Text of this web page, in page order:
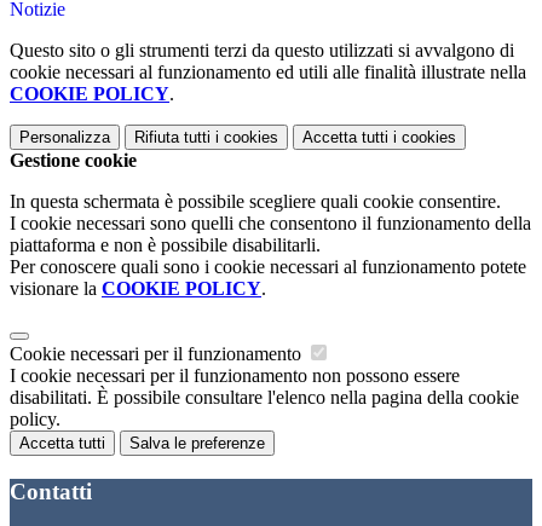
Notizie
Questo sito o gli strumenti terzi da questo utilizzati si avvalgono di
cookie necessari al funzionamento ed utili alle finalità illustrate nella
COOKIE POLICY.
Personalizza Rifiuta tutti i cookies Accetta tutti i cookies
Gestione cookie
In questa schermata è possibile scegliere quali cookie consentire.
I cookie necessari sono quelli che consentono il funzionamento della
piattaforma e non è possibile disabilitarli.
Per conoscere quali sono i cookie necessari al funzionamento potete
visionare la COOKIE POLICY.
Cookie necessari per il funzionamento
I cookie necessari per il funzionamento non possono essere
disabilitati. È possibile consultare l'elenco nella pagina della cookie
policy.
Accetta tutti Salva le preferenze
Contatti